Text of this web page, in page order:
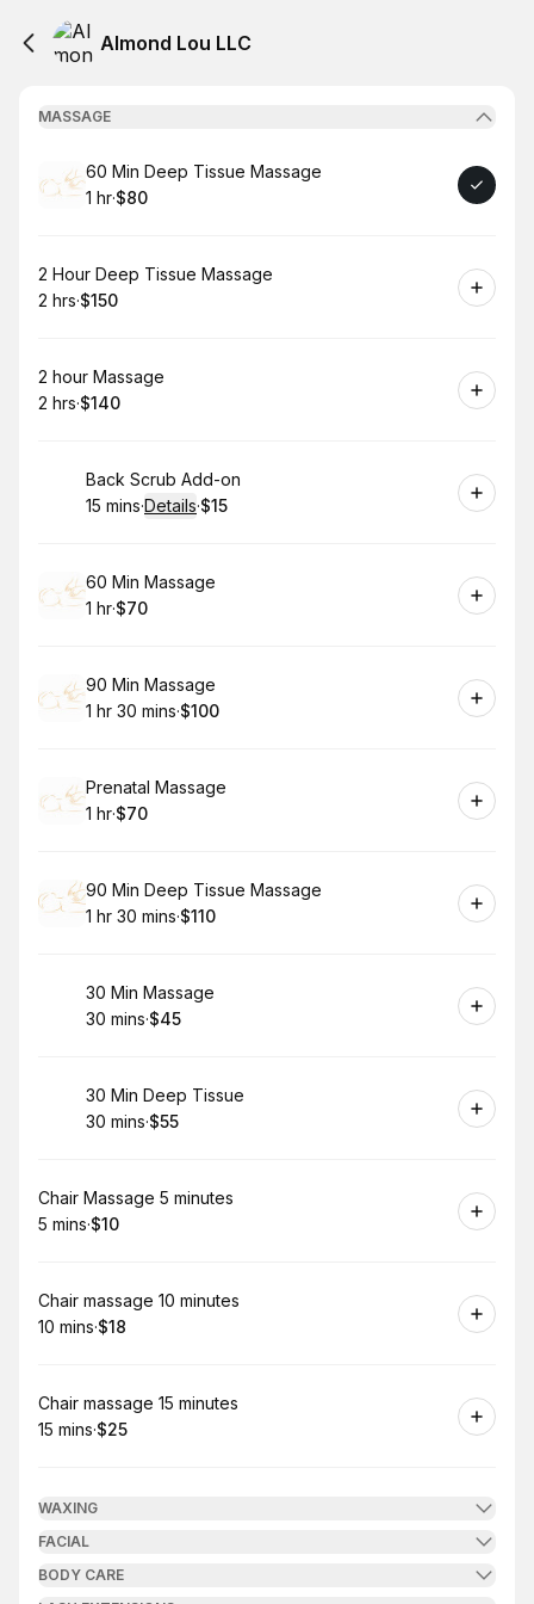
Almond Lou LLC
MASSAGE
Book
60 Min Deep Tissue Massage
. Duration
1 hr·
.Price
$80
Book
2 Hour Deep Tissue Massage
. Duration
2 hrs·
. Price
$150
Book
2 hour Massage
. Duration
2 hrs·
. Price
$140
Book
Back Scrub Add-on
.Duration:
15 mins·Details·
. Price
$15
Book
60 Min Massage
. Duration
1 hr·
.Price
$70
Book
90 Min Massage
. Duration:
1 hr 30 mins·
. Price
$100
Book
Prenatal Massage
. Duration
1 hr·
.Price
$70
Book
90 Min Deep Tissue Massage
. Duration:
1 hr 30 mins·
. Price
$110
Book
30 Min Massage
.Duration:
30 mins·
.Price
$45
Book
30 Min Deep Tissue
.Duration:
30 mins·
.Price
$55
Book
Chair Massage 5 minutes
. Duration
5 mins·
. Price
$10
Book
Chair massage 10 minutes
.Duration
10 mins·
. Price
$18
Book
Chair massage 15 minutes
.Duration
15 mins·
.Price
$25
WAXING
FACIAL
BODY CARE